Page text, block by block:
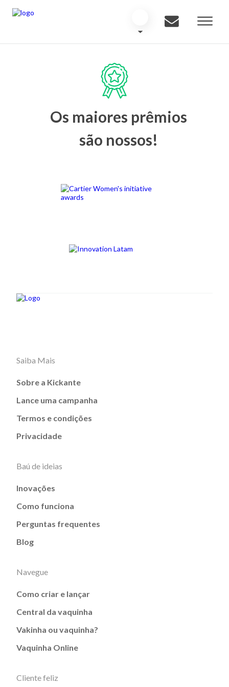
Os maiores prêmios
são nossos!
Saiba Mais
Sobre a Kickante
Lance uma campanha
Termos e condições
Privacidade
Baú de ideias
Inovações
Como funciona
Perguntas frequentes
Blog
Navegue
Como criar e lançar
Central da vaquinha
Vakinha ou vaquinha?
Vaquinha Online
Cliente feliz